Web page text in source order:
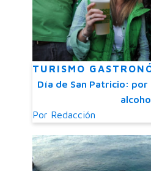
TURISMO
Día de San Patricio:
Por Redacción